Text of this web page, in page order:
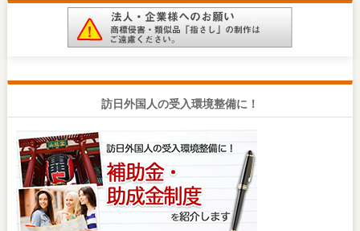
訪日外国人の受入環境整備に！